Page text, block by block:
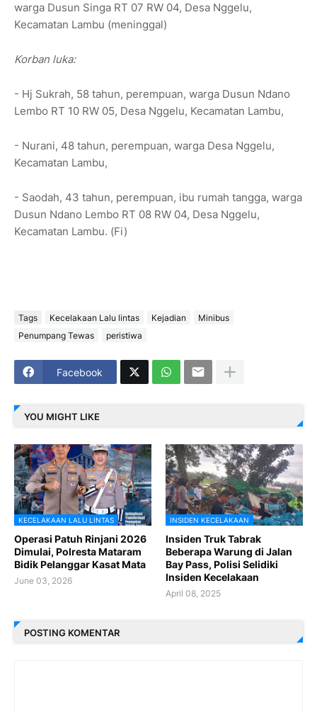
warga Dusun Singa RT 07 RW 04, Desa Nggelu,
Kecamatan Lambu (meninggal)
Korban luka:
- Hj Sukrah, 58 tahun, perempuan, warga Dusun Ndano
Lembo RT 10 RW 05, Desa Nggelu, Kecamatan Lambu,
- Nurani, 48 tahun, perempuan, warga Desa Nggelu,
Kecamatan Lambu,
- Saodah, 43 tahun, perempuan, ibu rumah tangga, warga
Dusun Ndano Lembo RT 08 RW 04, Desa Nggelu,
Kecamatan Lambu. (Fi)
Tags Kecelakaan Lalu lintas Kejadian
Minibus
Penumpang Tewas
peristiwa
Facebook
YOU MIGHT LIKE
KECELAKAAN LALU LINTAS
Operasi Patuh Rinjani 2026
Dimulai, Polresta Mataram
Bidik Pelanggar Kasat Mata
June 03, 2026
INSIDEN KECELAKAAN
Insiden Truk Tabrak
Beberapa Warung di Jalan
Bay Pass, Polisi Selidiki
Insiden Kecelakaan
April 08, 2025
POSTING KOMENTAR